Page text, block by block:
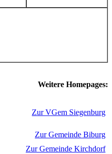
Weitere Homepages:
Zur VGem Siegenburg
Zur Gemeinde Biburg
Zur Gemeinde Kirchdorf